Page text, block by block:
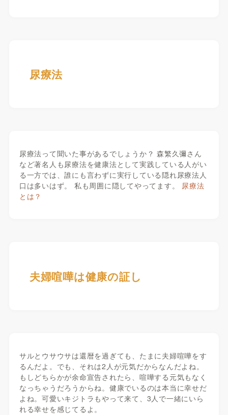
尿療法
尿療法って聞いた事があるでしょうか？ 森繁久彌さん
など著名人も尿療法を健康法として実践している人がい
る一方では、誰にも言わずに実行している隠れ尿療法人
口は多いはず。 私も周囲に隠してやってます。 尿療法
とは？
夫婦喧嘩は健康の証し
サルとウサウサは還暦を過ぎても、たまに夫婦喧嘩をす
るんだよ。でも、それは2人が元気だからなんだよね。
もしどちらかが余命宣告されたら、喧嘩する元気もなく
なっちゃうだろうからね。健康でいるのは本当に幸せだ
よね。可愛いキジトラもやって来て、3人で一緒にいら
れる幸せを感じてるよ。